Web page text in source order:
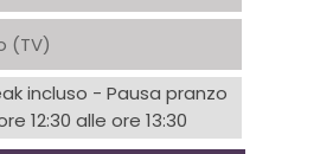
(TV)
incluso - Pausa pranzo
12:30 alle ore 13:30